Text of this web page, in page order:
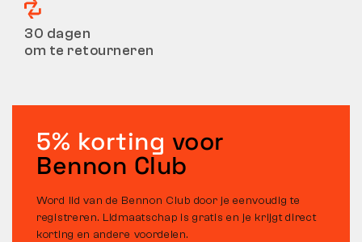
30 dagen
om te retourneren
5% korting voor
Bennon Club
Word lid van de Bennon Club door je eenvoudig te
registreren. Lidmaatschap is gratis en je krijgt direct
korting en andere voordelen.